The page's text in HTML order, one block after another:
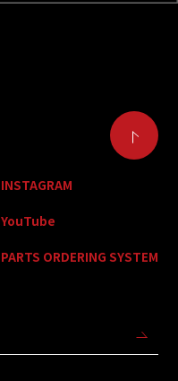
INSTAGRAM
YouTube
PARTS ORDERING SYSTEM